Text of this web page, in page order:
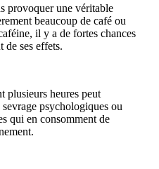
provoquer une véritable
beaucoup de café ou
il y a de fortes chances
de ses effets.
plusieurs heures peut
psychologiques ou
qui en consomment de